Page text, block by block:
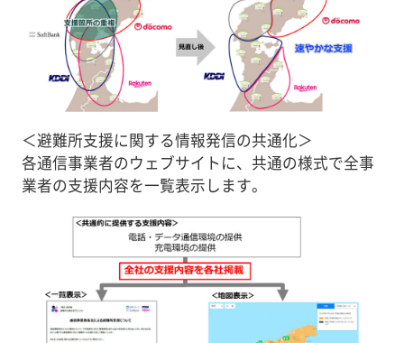
＜避難所支援に関する情報発信の共通化＞
各通信事業者のウェブサイトに、共通の様式で全事
業者の支援内容を一覧表示します。